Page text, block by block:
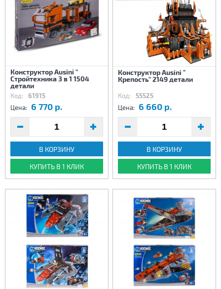
Конструктор Ausini "
Стройтехника 3 в 1 1504
детали
Код: 61915
Цена: 6 770 р.
В КОРЗИНУ
КУПИТЬ В 1 КЛИК
Конструктор Ausini "
Крепость" 2149 детали
Код: 55525
Цена: 6 660 р.
В КОРЗИНУ
КУПИТЬ В 1 КЛИК